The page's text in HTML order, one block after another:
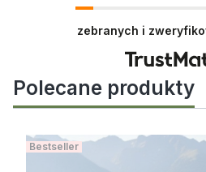
doceniła Pani jakość
ogromna radość. Mamy
pięknie służył przez długie
zebranych i
Polecane produkty
Bestseller